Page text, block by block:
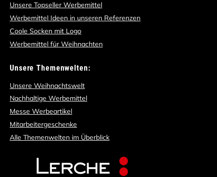
Unsere Topseller Werbemittel
Werbemittel Ideen in unseren Referenzen
Coole Socken mit Logo
Werbemittel für Weihnachten
Unsere Themenwelten:
Unsere Weihnachtswelt
Nachhaltige Werbemittel
Messe Werbeartikel
Mitarbeitergeschenke
Alle Themenwelten im Überblick